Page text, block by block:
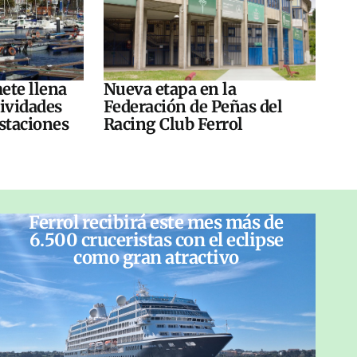
llena
Nueva etapa en la
Federación de Peñas del
Racing Club Ferrol
Ferrol recibirá este mes más de
6.500 cruceristas con el eclipse
como gran atractivo